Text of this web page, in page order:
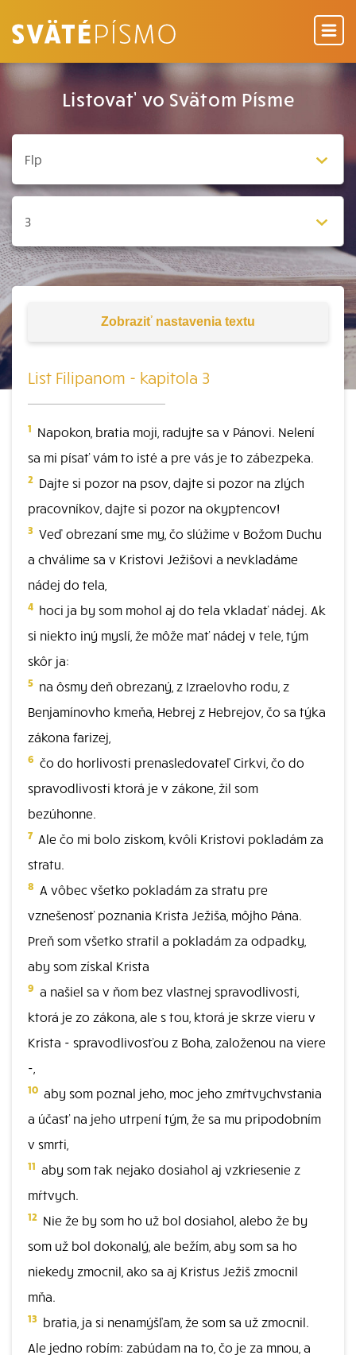
Listovať vo Svätom Písme
Zobraziť nastavenia textu
List Filipanom - kapitola 3
1 Napokon, bratia moji, radujte sa v Pánovi. Nelení
sa mi písať vám to isté a pre vás je to zábezpeka.
2 Dajte si pozor na psov, dajte si pozor na zlých
pracovníkov, dajte si pozor na okyptencov!
3 Veď obrezaní sme my, čo slúžime v Božom Duchu
a chválime sa v Kristovi Ježišovi a nevkladáme
nádej do tela,
4 hoci ja by som mohol aj do tela vkladať nádej. Ak
si niekto iný myslí, že môže mať nádej v tele, tým
skôr ja:
5 na ôsmy deň obrezaný, z Izraelovho rodu, z
Benjamínovho kmeňa, Hebrej z Hebrejov, čo sa týka
zákona farizej,
6 čo do horlivosti prenasledovateľ Cirkvi, čo do
spravodlivosti ktorá je v zákone, žil som
bezúhonne.
7 Ale čo mi bolo ziskom, kvôli Kristovi pokladám za
stratu.
8 A vôbec všetko pokladám za stratu pre
vznešenosť poznania Krista Ježiša, môjho Pána.
Preň som všetko stratil a pokladám za odpadky,
aby som získal Krista
9 a našiel sa v ňom bez vlastnej spravodlivosti,
ktorá je zo zákona, ale s tou, ktorá je skrze vieru v
Krista - spravodlivosťou z Boha, založenou na viere
-,
10 aby som poznal jeho, moc jeho zmŕtvychvstania
a účasť na jeho utrpení tým, že sa mu pripodobním
v smrti,
11 aby som tak nejako dosiahol aj vzkriesenie z
mŕtvych.
12 Nie že by som ho už bol dosiahol, alebo že by
som už bol dokonalý, ale bežím, aby som sa ho
niekedy zmocnil, ako sa aj Kristus Ježiš zmocnil
mňa.
13 bratia, ja si nenamýšľam, že som sa už zmocnil.
Ale jedno robím: zabúdam na to, čo je za mnou, a